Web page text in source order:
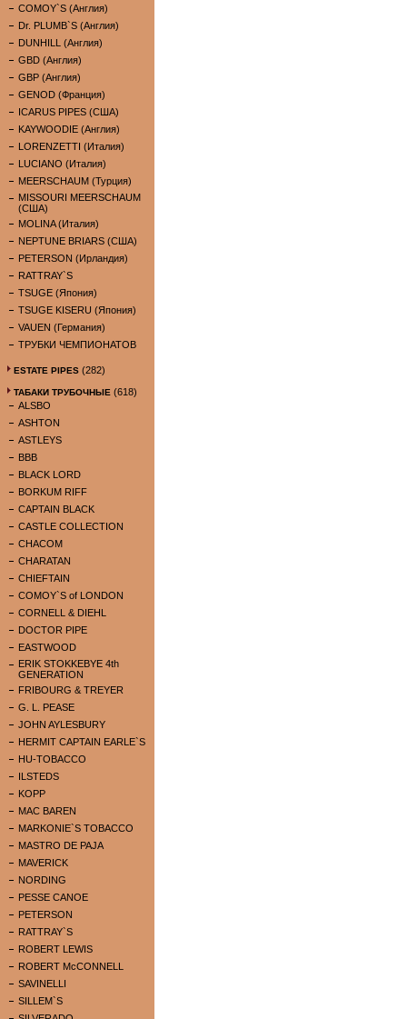
COMOY`S (Англия)
Dr. PLUMB`S (Англия)
DUNHILL (Англия)
GBD (Англия)
GBP (Англия)
GENOD (Франция)
ICARUS PIPES (США)
KAYWOODIE (Англия)
LORENZETTI (Италия)
LUCIANO (Италия)
MEERSCHAUM (Турция)
MISSOURI MEERSCHAUM
(США)
MOLINA (Италия)
NEPTUNE BRIARS (США)
PETERSON (Ирландия)
RATTRAY`S
TSUGE (Япония)
TSUGE KISERU (Япония)
VAUEN (Германия)
ТРУБКИ ЧЕМПИОНАТОВ
ESTATE PIPES (282)
ТАБАКИ ТРУБОЧНЫЕ (618)
ALSBO
ASHTON
ASTLEYS
BBB
BLACK LORD
BORKUM RIFF
CAPTAIN BLACK
CASTLE COLLECTION
CHACOM
CHARATAN
CHIEFTAIN
COMOY`S of LONDON
CORNELL & DIEHL
DOCTOR PIPE
EASTWOOD
ERIK STOKKEBYE 4th
GENERATION
FRIBOURG & TREYER
G. L. PEASE
JOHN AYLESBURY
HERMIT CAPTAIN EARLE`S
HU-TOBACCO
ILSTEDS
KOPP
MAC BAREN
MARKONIE`S TOBACCO
MASTRO DE PAJA
MAVERICK
NORDING
PESSE CANOE
PETERSON
RATTRAY`S
ROBERT LEWIS
ROBERT McCONNELL
SAVINELLI
SILLEM`S